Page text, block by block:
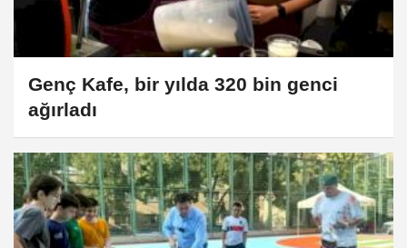
Genç Kafe, bir yılda 320 bin genci
ağırladı